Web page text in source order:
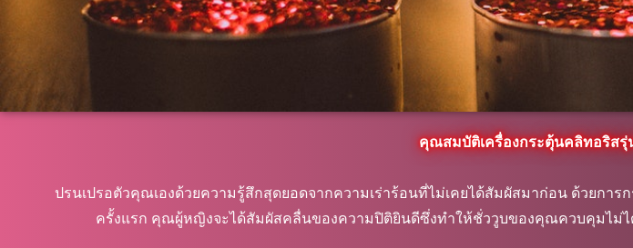
คุณสมบัติเครื่องกระตุ้นคลิทอริสรุ่
ปรนเปรอตัวคุณเองด้วยความรู้สึกสุดยอดจากความเร่าร้อนที่ไม่เคยได้สัมผัสมาก่อน ด้วยก
ครั้งแรก คุณผู้หญิงจะได้สัมผัสคลื่นของความปิติยินดีซึ่งทำให้ชั่ววูบของคุณควบคุมไม่ไ